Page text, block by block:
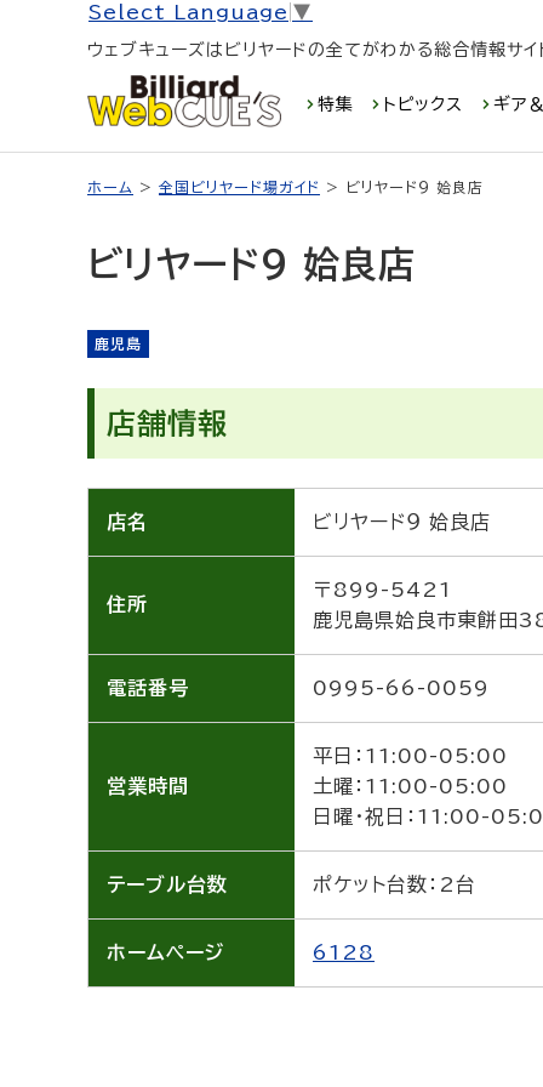
Select Language ▼
ウェブキューズはビリヤードの全てがわかる総合情報サイ
特集 トピックス ギア
ホーム > 全国ビリヤード場ガイド > ビリヤード９ 姶良店
ビリヤード９ 姶良店
鹿児島
店舗情報
店名 ビリヤード９ 姶良店
住所
〒899-5421
鹿児島県姶良市東餅田
電話番号 0995-66-0059
営業時間
平日：11:00-05:00
土曜：11:00-05:00
日曜・祝日：11:00-
テーブル台数 ポケット台数：2台
ホームページ 6128